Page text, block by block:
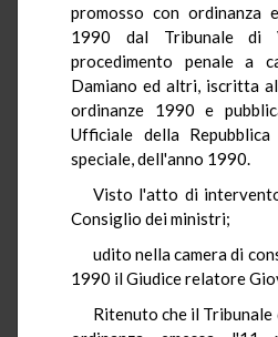
promosso con ordinanza
1990 dal Tribunale di
procedimento penale a
Damiano ed altri, iscritta
ordinanze 1990 e
Ufficiale della
speciale, dell'anno 1990.
Visto l'atto di
Consiglio dei ministri;
udito nella camera di
1990 il Giudice relatore
Ritenuto che il Tribunale